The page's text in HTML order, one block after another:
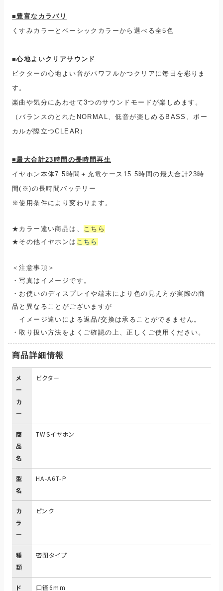
■豊富なカラバリ
くすみカラーとベーシックカラーから選べる全5色
■心地よいクリアサウンド
ビクターの心地よい音がパワフルかつクリアに毎日を彩りま
す。
楽曲や気分にあわせて3つのサウンドモードが楽しめます。
（バランスのとれたNORMAL、低音が楽しめるBASS、ボー
カルが際立つCLEAR）
■最大合計23時間の長時間再生
イヤホン本体7.5時間＋充電ケース15.5時間の最大合計23時
間(※)の長時間バッテリー
※使用条件により変わります。
★カラー違い商品は、 こちら
★ その他イヤホンは こちら
＜注意事項＞
・写真はイメージです。
・お使いのディスプレイや端末により色の見え方が実際の商
品と異なることがございますが
イメージ違いによる返品/交換は承ることができません。
・取り扱い方法をよくご確認の上、正しくご使用ください。
商品詳細情報
メ
ー
カ
ー
ビクター
商
品
名
TWSイヤホン
型
名
HA-A6T-P
カ
ラ
ー
ピンク
種
類
密閉タイプ
ド 口径6mm